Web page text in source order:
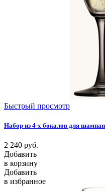
Быстрый просмотр
Набор из 4-х бокалов для
2 240 руб.
Добавить
в корзину
Добавить
в избранное